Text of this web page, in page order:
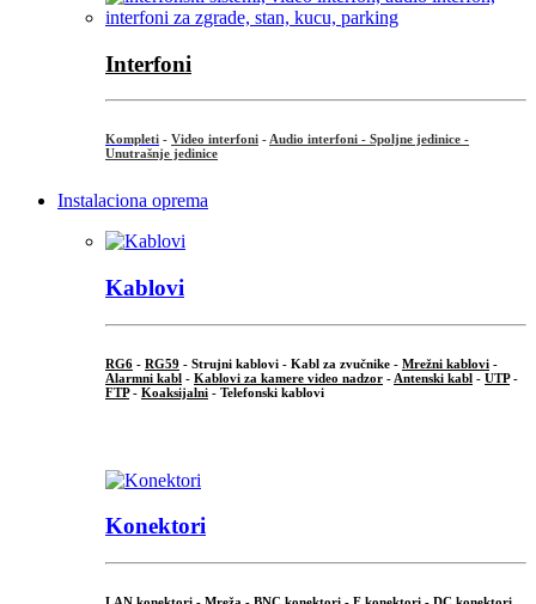
Interfoni
Kompleti - Video interfoni - Audio interfoni - Spoljne jedinice -
Unutrašnje jedinice
Instalaciona oprema
Kablovi
RG6 - RG59 - Strujni kablovi - Kabl za zvučnike - Mrežni kablovi -
Alarmni kabl - Kablovi za kamere video nadzor - Antenski kabl - UTP-
FTP- Koaksijalni - Telefonski kablovi
Konektori